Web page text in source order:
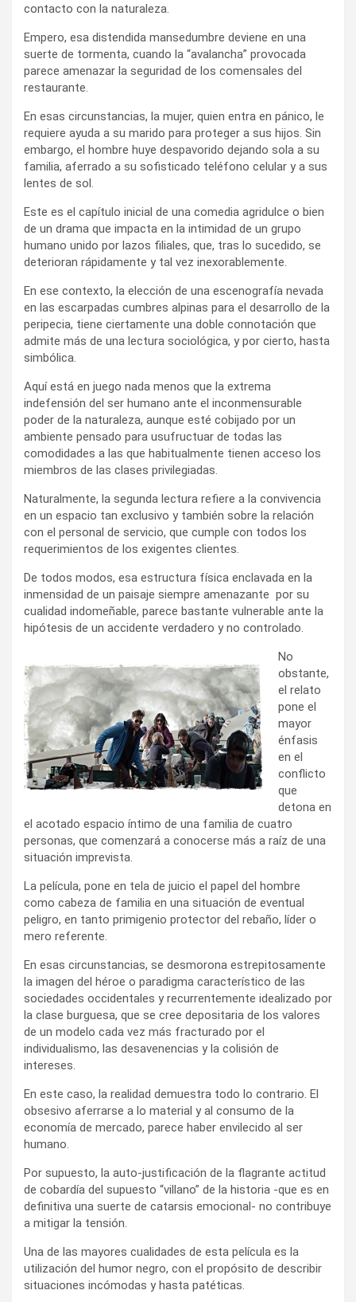
contacto con la naturaleza.
Empero, esa distendida mansedumbre deviene en una
suerte de tormenta, cuando la “avalancha” provocada
parece amenazar la seguridad de los comensales del
restaurante.
En esas circunstancias, la mujer, quien entra en pánico, le
requiere ayuda a su marido para proteger a sus hijos. Sin
embargo, el hombre huye despavorido dejando sola a su
familia, aferrado a su sofisticado teléfono celular y a sus
lentes de sol.
Este es el capítulo inicial de una comedia agridulce o bien
de un drama que impacta en la intimidad de un grupo
humano unido por lazos filiales, que, tras lo sucedido, se
deterioran rápidamente y tal vez inexorablemente.
En ese contexto, la elección de una escenografía nevada
en las escarpadas cumbres alpinas para el desarrollo de la
peripecia, tiene ciertamente una doble connotación que
admite más de una lectura sociológica, y por cierto, hasta
simbólica.
Aquí está en juego nada menos que la extrema
indefensión del ser humano ante el inconmensurable
poder de la naturaleza, aunque esté cobijado por un
ambiente pensado para usufructuar de todas las
comodidades a las que habitualmente tienen acceso los
miembros de las clases privilegiadas.
Naturalmente, la segunda lectura refiere a la convivencia
en un espacio tan exclusivo y también sobre la relación
con el personal de servicio, que cumple con todos los
requerimientos de los exigentes clientes.
De todos modos, esa estructura física enclavada en la
inmensidad de un paisaje siempre amenazante por su
cualidad indomeñable, parece bastante vulnerable ante la
hipótesis de un accidente verdadero y no controlado.
No
obstante,
el relato
pone el
mayor
énfasis
en el
conflicto
que
detona en
el acotado espacio íntimo de una familia de cuatro
personas, que comenzará a conocerse más a raíz de una
situación imprevista.
La película, pone en tela de juicio el papel del hombre
como cabeza de familia en una situación de eventual
peligro, en tanto primigenio protector del rebaño, líder o
mero referente.
En esas circunstancias, se desmorona estrepitosamente
la imagen del héroe o paradigma característico de las
sociedades occidentales y recurrentemente idealizado por
la clase burguesa, que se cree depositaria de los valores
de un modelo cada vez más fracturado por el
individualismo, las desavenencias y la colisión de
intereses.
En este caso, la realidad demuestra todo lo contrario. El
obsesivo aferrarse a lo material y al consumo de la
economía de mercado, parece haber envilecido al ser
humano.
Por supuesto, la auto-justificación de la flagrante actitud
de cobardía del supuesto “villano” de la historia -que es en
definitiva una suerte de catarsis emocional- no contribuye
a mitigar la tensión.
Una de las mayores cualidades de esta película es la
utilización del humor negro, con el propósito de describir
situaciones incómodas y hasta patéticas.